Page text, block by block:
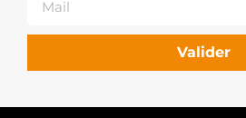
Valider